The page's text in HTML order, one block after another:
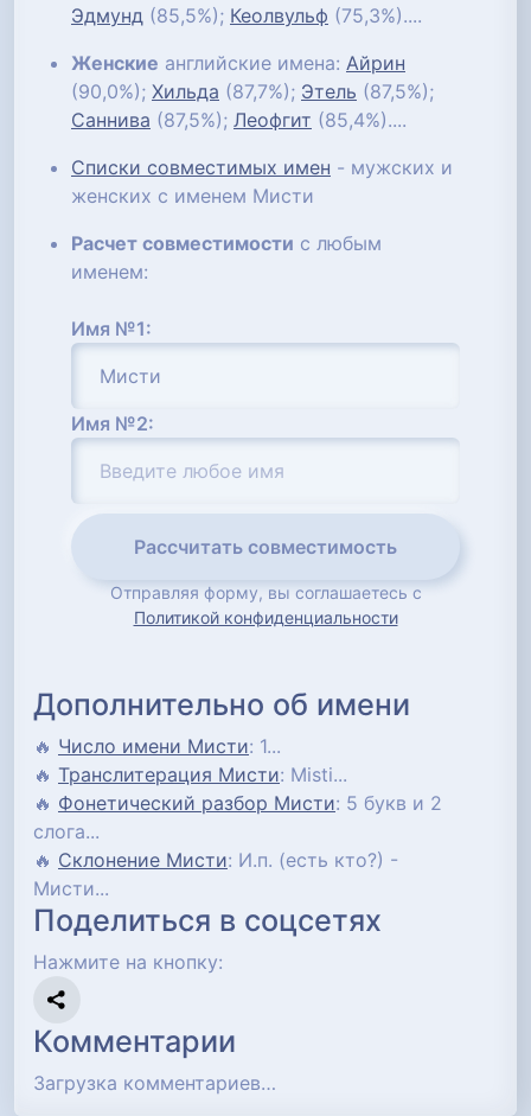
Эдмунд (85,5%); Кеолвульф (75,3%)....
Женские английские имена: Айрин
(90,0%); Хильда (87,7%); Этель (87,5%);
Саннива (87,5%); Леофгит (85,4%)....
Списки совместимых имен - мужских и
женских с именем Мисти
Расчет совместимости с любым
именем:
Имя №1:
Имя №2:
Рассчитать совместимость
Отправляя форму, вы соглашаетесь с
Политикой конфиденциальности
Дополнительно об имени
🔥 Число имени Мисти: 1...
🔥 Транслитерация Мисти: Misti...
🔥 Фонетический разбор Мисти: 5 букв и 2
слога...
🔥 Склонение Мисти: И.п. (есть кто?) -
Мисти...
Поделиться в соцсетях
Нажмите на кнопку:
Комментарии
Загрузка комментариев…